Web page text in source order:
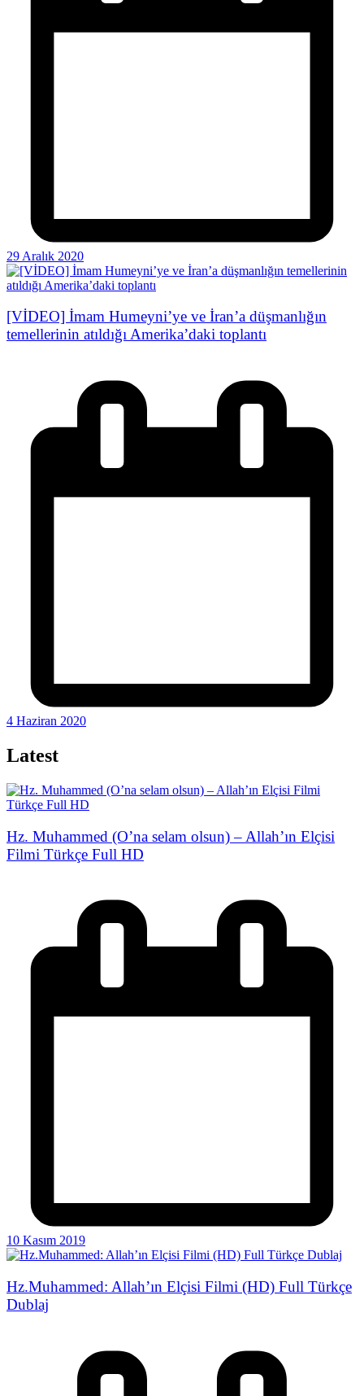
29 Aralık 2020
[VİDEO] İmam Humeyni’ye ve İran’a düşmanlığın
temellerinin atıldığı Amerika’daki toplantı
4 Haziran 2020
Latest
Hz. Muhammed (O’na selam olsun) – Allah’ın Elçisi
Filmi Türkçe Full HD
10 Kasım 2019
Hz.Muhammed: Allah’ın Elçisi Filmi (HD) Full Türkçe
Dublaj